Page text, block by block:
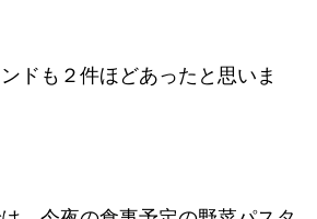
ドも２件ほどあったと思いま